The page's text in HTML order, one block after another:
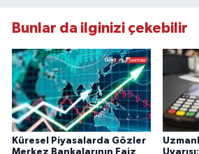
Bunlar da ilginizi çekebilir
Küresel Piyasalarda Gözler
Merkez Bankalarının Faiz